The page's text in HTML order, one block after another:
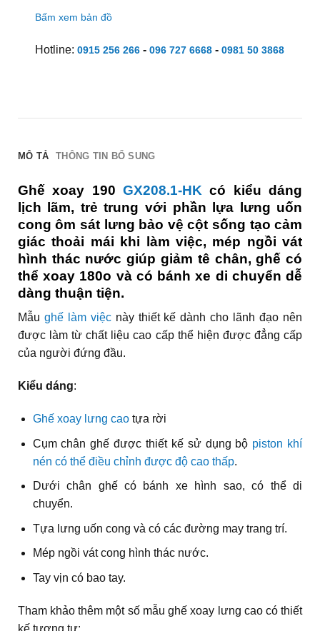
Bấm xem bản đồ
Hotline: 0915 256 266- 096 727 6668- 0981 50 3868
MÔ TẢ THÔNG TIN BỔ SUNG
Ghế xoay 190 GX208.1-HK có kiểu dáng
lịch lãm, trẻ trung với phần lựa lưng uốn
cong ôm sát lưng bảo vệ cột sống tạo cảm
giác thoải mái khi làm việc, mép ngồi vát
hình thác nước giúp giảm tê chân, ghế có
thể xoay 180o và có bánh xe di chuyển dễ
dàng thuận tiện.
Mẫu ghế làm việcnày thiết kế dành cho lãnh đạo nên
được làm từ chất liệu cao cấp thể hiện được đẳng cấp
của người đứng đầu.
Kiểu dáng:
Ghế xoay lưng caotựa rời
Cụm chân ghế được thiết kế sử dụng bộ piston khí
nén có thể điều chỉnh được độ cao thấp.
Dưới chân ghế có bánh xe hình sao, có thể di
chuyển.
Tựa lưng uốn cong và có các đường may trang trí.
Mép ngồi vát cong hình thác nước.
Tay vịn có bao tay.
Tham khảo thêm một số mẫu ghế xoay lưng cao có thiết
kế tương tự: